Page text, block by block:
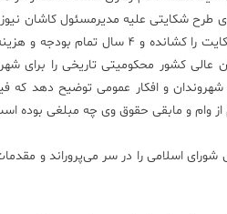
شکایتی علیه مدیرمسئول کاشان
4 سال طول کشید اما در تمامی مراحل رسیدگی محکوم شده ولی تا دیوان عالی کشور این
عالی کشور محکومیتی تاریخی را برای
شهروندان و افکار عمومی توضیح دهد
وام و مابقی حقوق وی چه مبلغی بوده
اسلامی را در سر می‌پروراند و